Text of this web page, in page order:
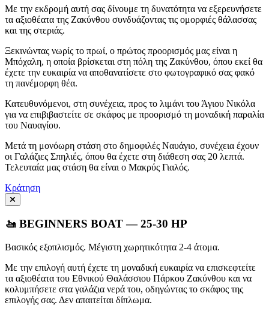
Με την εκδρομή αυτή σας δίνουμε τη δυνατότητα να εξερευνήσετε
τα αξιοθέατα της Ζακύνθου συνδυάζοντας τις ομορφιές θάλασσας
και της στεριάς.
Ξεκινώντας νωρίς το πρωί, ο πρώτος προορισμός μας είναι η
Μπόχαλη, η οποία βρίσκεται στη πόλη της Ζακύνθου, όπου εκεί θα
έχετε την ευκαιρία να αποθανατίσετε στο φωτογραφικό σας φακό
τη πανέμορφη θέα.
Κατευθυνόμενοι, στη συνέχεια, προς το λιμάνι του Άγιου Νικόλα
για να επιβιβαστείτε σε σκάφος με προορισμό τη μοναδική παραλία
του Ναυαγίου.
Μετά τη μονόωρη στάση στο δημοφιλές Ναυάγιο, συνέχεια έχουν
οι Γαλάζιες Σπηλιές, όπου θα έχετε στη διάθεση σας 20 λεπτά.
Τελευταία μας στάση θα είναι ο Μακρύς Γιαλός.
Κράτηση
🚤 BEGINNERS BOAT — 25-30 HP
Βασικός εξοπλισμός. Μέγιστη χωρητικότητα 2-4 άτομα.
Με την επιλογή αυτή έχετε τη μοναδική ευκαιρία να επισκεφτείτε
τα αξιοθέατα του Εθνικού Θαλάσσιου Πάρκου Ζακύνθου και να
κολυμπήσετε στα γαλάζια νερά του, οδηγώντας το σκάφος της
επιλογής σας. Δεν απαιτείται δίπλωμα.